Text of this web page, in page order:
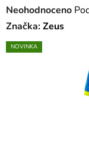
Průměrné
hodnocení
produktu
Neohodnoceno
Značka:Zeus
NOVINKA